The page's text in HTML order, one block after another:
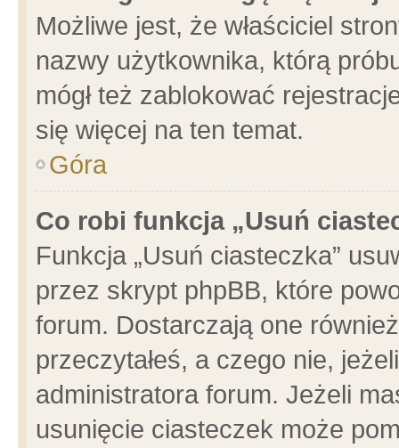
Możliwe jest, że właściciel
nazwy użytkownika, którą
mógł też zablokować
się więcej na ten temat.
Góra
Co robi funkcja „Usuń
Funkcja „Usuń ciasteczka”
przez skrypt phpBB, które
forum. Dostarczają one
przeczytałeś, a czego nie,
administratora forum. Jeżeli
usunięcie ciasteczek może